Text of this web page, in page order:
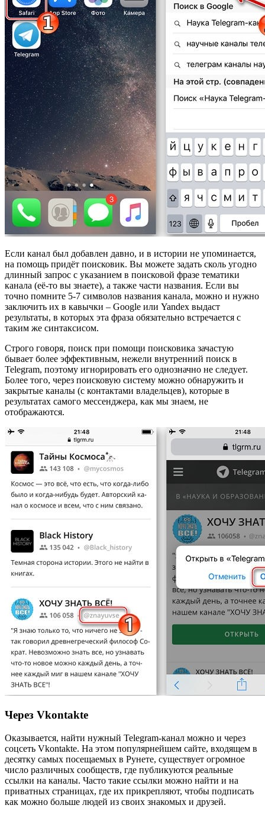
Если канал был добавлен давно, и в истории не упоминается,
на помощь придёт поисковик. Вы можете задать сколь угодно
длинный запрос с указанием в поисковой фразе тематики
канала (её-то вы знаете), а также части названия. Если вы
точно помните 5-7 символов названия канала, можно и нужно
заключить их в кавычки – Google или Yandex выдаст
результаты, в которых эта фраза обязательно встречается с
таким же синтаксисом.
Строго говоря, поиск при помощи поисковика зачастую
бывает более эффективным, нежели внутренний поиск в
Telegram, поэтому игнорировать его однозначно не следует.
Более того, через поисковую систему можно обнаружить и
закрытые каналы (с контактами владельцев), которые в
результатах самого мессенджера, как мы знаем, не
отображаются.
Через Vkontakte
Оказывается, найти нужный Telegram-канал можно и через
соцсеть Vkontakte. На этом популярнейшем сайте, входящем в
десятку самых посещаемых в Рунете, существует огромное
число различных сообществ, где публикуются реальные
ссылки на каналы. Часто такие ссылки можно найти и на
приватных страницах, где их прикрепляют, чтобы подписать
как можно больше людей из своих знакомых и друзей.